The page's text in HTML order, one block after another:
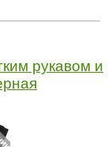
рукавом и